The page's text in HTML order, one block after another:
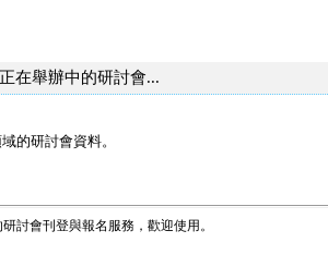
在舉辦中的研討會...
的研討會資料。
討會刊登與報名服務，歡迎使用。